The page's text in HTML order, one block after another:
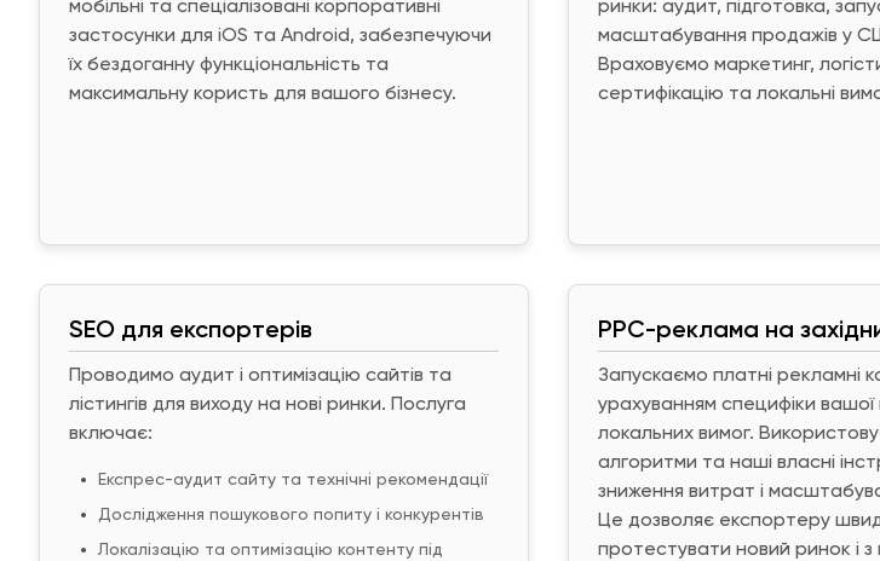
мобільні та спеціалізовані корпоративні
застосунки для iOS та Android, забезпечуючи
їх бездоганну функціональність та
максимальну користь для вашого бізнесу.
ринки: аудит, підготовка,
масштабування продажів у
Враховуємо маркетинг,
сертифікацію та локальні
SEO для експортерів
Проводимо аудит і оптимізацію сайтів та
лістингів для виходу на нові ринки. Послуга
включає:
Експрес-аудит сайту та технічні рекомендації
Дослідження пошукового попиту і конкурентів
Локалізацію та оптимізацію контенту під
PPC-реклама на
Запускаємо платні рекламні
урахуванням специфіки вашої
локальних вимог.
алгоритми та наші власні
зниження витрат і
Це дозволяє експортеру
протестувати новий ринок і